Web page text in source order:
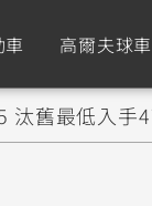
車 高爾夫球車
汰舊最低入手